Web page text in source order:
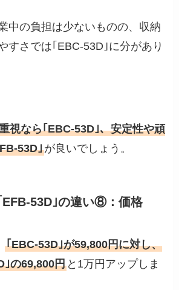
中の負担は少ないものの、収納
すさでは｢EBC-53D｣に分があり
視なら｢EBC-53D｣、安定性や頑
53D｣が良いでしょう。
EFB-53D｣の違い⑧：価格
｢EBC-53D｣が59,800円に対し、
｣の69,800円 と1万円アップしま